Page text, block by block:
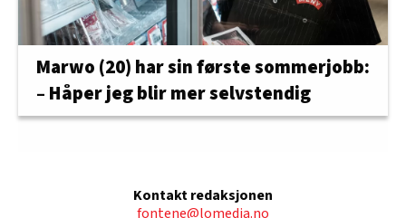
Marwo (20) har sin første sommerjobb:
– Håper jeg blir mer selvstendig
Kontakt redaksjonen
fontene@lomedia.no